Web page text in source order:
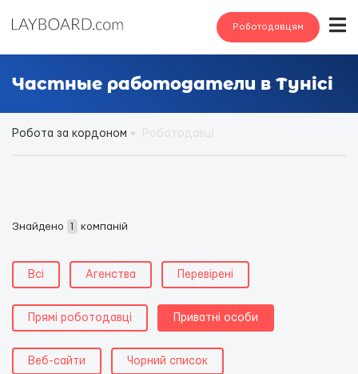
Роботодавцям
Частные работодатели в Тунісі
Робота за кордоном
Знайдено 1 компаній
Всі Агенства Перевірені
Прямі роботодавці Приватні особи
Веб-сайти Чорний список